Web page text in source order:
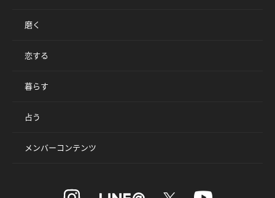
磨く
恋する
暮らす
占う
メンバーコンテンツ